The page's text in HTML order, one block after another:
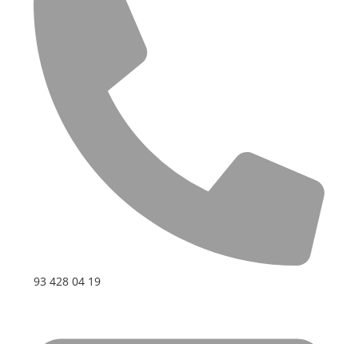
93 428 04 19